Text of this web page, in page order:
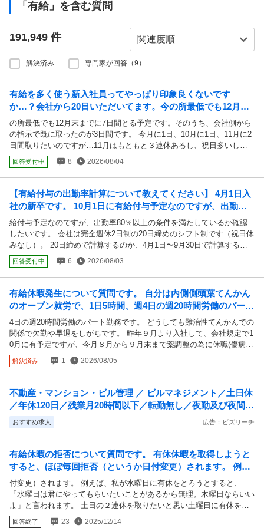
「有給」を含む質問
191,949 件
解決済み 専門家が回答（9）
有給を多く使う新入社員ってやっぱり印象良くないです
か…？会社から20日いただいてます。今の所最低でも12月末
までに7日間とる予定です。そのうち、会社側から...
の所最低でも12月末までに7日間とる予定です。そのうち、会社側から
の指示で既に取ったのが3日間です。 今月に1日、10月に1日、11月に2
日間取りたいのですが…11月はもともと３連休あるし、祝日多いしな
ぁと思いつつ、とっていいか不安になっています。贅沢言っていいな
ら、シルバーウィークにも2日間取りたいし…12月も1日だけ使いたい
んです…。 正直、役に立たない無能な新入社員だと自覚しています。
仕事もできないくせに有給沢山使うのかと、思われないか本当に不安で
す。同期や同世代の先輩もおらず、いちばん近くても10歳ほど離れて
います。 助けてくださいい…。
回答受付中 8 2026/08/04
【有給付与の出勤率計算について教えてください】 4月1日入
社の新卒です。 10月1日に有給付与予定なのですが、出勤率8
0％以上の条件を満たしているか確認したいです。
給付与予定なのですが、出勤率80％以上の条件を満たしているか確認
したいです。 会社は完全週休2日制の20日締めのシフト制です（祝日休
みなし）。 20日締めで計算するのか、4月1日〜9月30日で計算するの
か、または4月1日〜9月20日のどれになるのか気になっています。 現在
の勤務状況（所定労働日／出勤日）は以下です。 4月：14日／14日 5
月：18日／16日 6月：22日／21日 7月：21日／17日 8月：18日／3日 8
月20日時点では、 所定労働日93日、出勤71日です。 7月から8月中旬の
1ヶ月ほど休養をもらっているため、このような出勤数になっていま
す。 8月21日〜9月20日はシフト上、出勤22日の予定です。 この場合、
所定労働日：115日 出勤日：93日 出勤率：約80.9％ となり、有給付与
条件を満たす計算になると思うのですが、この計算で合っていますでし
ょうか？ また、20日締めの場合は9月20日までで見るのか、法律上の判
定期間である4月1日〜9月30日で見るのか、ご存じの方がいれば教えて
いただきたいです。
回答受付中 6 2026/08/03
有給休暇発生について質問です。 自分は内側側頭葉てんかん
のオープン就労で、1日5時間、週4日の週20時間労働のパート
勤務です。 どうしても難治性てんかんで...
4日の週20時間労働のパート勤務です。 どうしても難治性てんかんでの
関係で欠勤や早退をしがちです。 昨年９月より入社して、会社規定で1
0月に有予定ですが、今月８月から９月末まで薬調整の為に休職(傷病手
当)することになりました。 そうなると、有給休暇発生はしなくなりま
すか？ 会社規定次第という形になりますか？
解決済み 1 2026/08/05
不動産・マンション・ビル管理 ／ ビルマネジメント／土日休
／年休120日／残業月20時間以下／転勤無し／夜勤及び夜間の
呼出なし
おすすめ求人 広告：ビズリーチ
有給休暇の拒否について質問です。 有休休暇を取得しようと
すると、ほぼ毎回拒否（というか日付変更）されます。 例え
ば、私が水曜日に有休をとろうとすると、「...
付変更）されます。 例えば、私が水曜日に有休をとろうとすると、
「水曜日は君にやってもらいたいことがあるから無理。木曜日ならいい
よ」と言われます。 土日の２連休を取りたいと思い土曜日に有休をと
ろうとすると、「土曜日は予定を入れたいから無理。金曜日ならいい
回答終了 23 2025/12/14